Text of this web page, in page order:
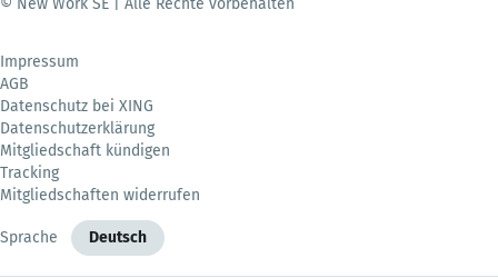
© New Work SE | Alle Rechte vorbehalten
Impressum
AGB
Datenschutz bei XING
Datenschutzerklärung
Mitgliedschaft kündigen
Tracking
Mitgliedschaften widerrufen
Sprache Deutsch